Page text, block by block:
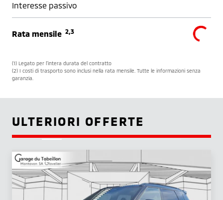
Interesse passivo
Rata mensile 2,3
(1) Legato per l’intera durata del contratto
(2) I costi di trasporto sono inclusi nella rata mensile. Tutte le informazioni senza
garanzia.
ULTERIORI OFFERTE